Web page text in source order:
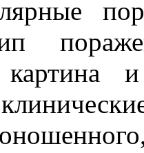
картина